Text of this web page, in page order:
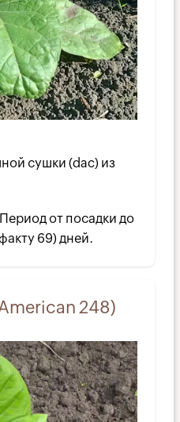
сушки (dac) из
от посадки до
69) дней.
248)